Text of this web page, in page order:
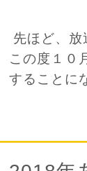
先ほど、放
この度１０
することに